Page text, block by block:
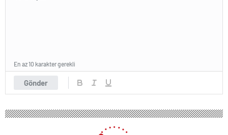
Gönder
En az 10 karakter gerekli